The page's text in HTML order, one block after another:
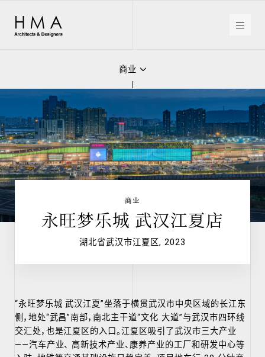
HMA
Architects
&
商业
室内设计
商业
永旺梦乐城 武汉江夏店
湖北省武汉市江夏区, 2023
“永旺梦乐城 武汉江夏”坐落于横贯武汉市中央区域的长江东
侧，地处“武昌”南部，南北主干道“文化 大道”与武汉市四环线
交汇处，也是江夏区的入口。江夏区吸引了武汉市三大产业
——汽车产业、 高新技术产业、康养产业的工厂和研发中心等